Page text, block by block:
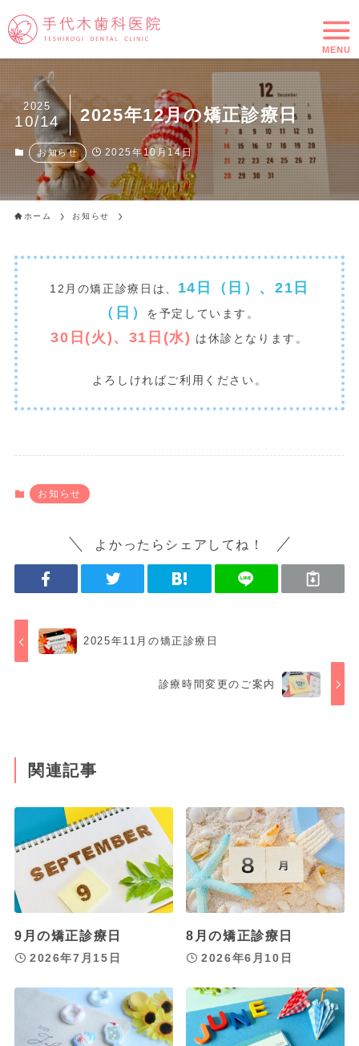
MENU
2025年12月の矯正診療日
2025
10/14
お知らせ 2025年10月14日
ホーム お知らせ
12月の矯正診療日は、 14日（日）、21日
（日）
を予定しています。
30日(火)、31日(水) は休診となります。
よろしければご利用ください。
お知らせ
よかったらシェアしてね！
2025年11月の矯正診療日
診療時間変更のご案内
関連記事
9月の矯正診療日
2026年7月15日
8月の矯正診療日
2026年6月10日